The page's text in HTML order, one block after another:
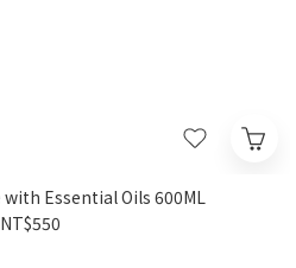
Savon Noir Liquide with Essential Oils 600ML
NT$550